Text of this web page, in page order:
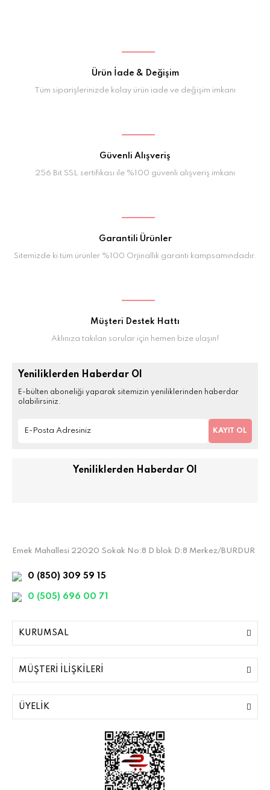
Ürün İade & Değişim
Tüm siparişlerinizde kolay ürün iade ve değişim imkanı
Güvenli Alışveriş
256 Bit SSL sertifikası ile %100 güvenli alışveriş imkanı
Garantili Ürünler
Sitemizde ki tüm ürünler %100 Orjinallik garanti kampsamındadır.
Müşteri Destek Hattı
Aklınıza takılan sorular için hemen bize ulaşın!
Yeniliklerden Haberdar Ol
E-bülten aboneliği yaparak sitemizin yeniliklerinden haberdar
olabilirsiniz.
KAYIT OL
Yeniliklerden Haberdar Ol
Emek Mahallesi 22020 Sokak No:8 D blok D:8 Merkez/BURDUR
0 (850) 309 59 15
0 (505) 696 00 71
KURUMSAL
MÜŞTERİ İLİŞKİLERİ
ÜYELİK